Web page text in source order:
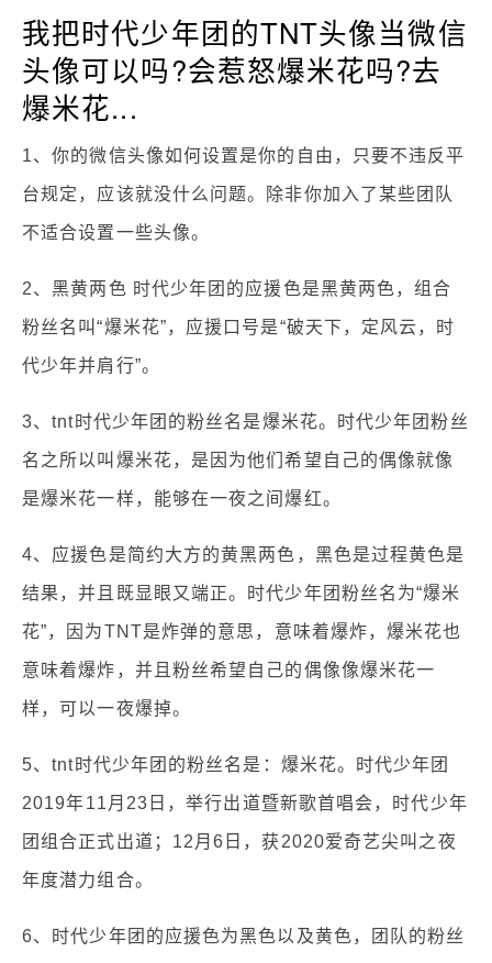
我把时代少年团的TNT头像当微信
头像可以吗?会惹怒爆米花吗?去
爆米花...
1、你的微信头像如何设置是你的自由，只要不违反平
台规定，应该就没什么问题。除非你加入了某些团队
不适合设置一些头像。
2、黑黄两色 时代少年团的应援色是黑黄两色，组合
粉丝名叫“爆米花”，应援口号是“破天下，定风云，时
代少年并肩行”。
3、tnt时代少年团的粉丝名是爆米花。时代少年团粉丝
名之所以叫爆米花，是因为他们希望自己的偶像就像
是爆米花一样，能够在一夜之间爆红。
4、应援色是简约大方的黄黑两色，黑色是过程黄色是
结果，并且既显眼又端正。时代少年团粉丝名为“爆米
花”，因为TNT是炸弹的意思，意味着爆炸，爆米花也
意味着爆炸，并且粉丝希望自己的偶像像爆米花一
样，可以一夜爆掉。
5、tnt时代少年团的粉丝名是：爆米花。时代少年团
2019年11月23日，举行出道暨新歌首唱会，时代少年
团组合正式出道；12月6日，获2020爱奇艺尖叫之夜
年度潜力组合。
6、时代少年团的应援色为黑色以及黄色，团队的粉丝